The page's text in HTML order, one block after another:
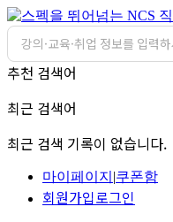
추천 검색어
최근 검색어
최근 검색 기록이 없습니다.
마이페이지 |쿠폰함
회원가입로그인